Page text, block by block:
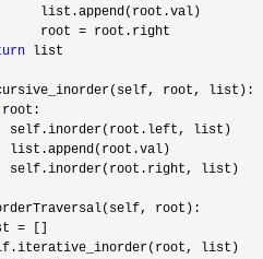
list.append(root.val)
root
= root.right
list
root, list):
self.inorder(root.left, list)
list.append(root.val)
self.inorder(root.right, list)
root):
= []
list)